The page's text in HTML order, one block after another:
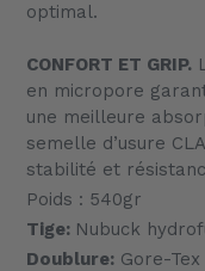
optimal.
CONFORT ET GRIP.
en micropore
une meilleure
semelle d’usure
stabilité et
Poids : 540gr
Tige: Nubuck
Doublure: Gore-